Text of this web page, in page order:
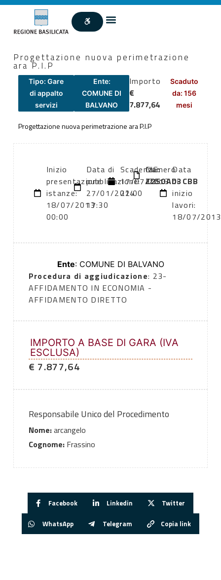
Progettazione nuova perimetrazione
ara P.I.P
Tipo: Gare
di appalto
servizi
Ente:
COMUNE DI
BALVANO
Importo
€
7.877,64
Scaduto
da: 156
mesi
Progettazione nuova perimetrazione ara P.I.P
Inizio
presentazione
istanze:
18/07/2013
00:00
Data di
pubblicazione:
27/01/2014
17:30
Scadenza:
17/07/2013
22:00
Numero
atto:
CIG:
Z250AD3CBB
Data
di
inizio
lavori:
18/07/2013
Ente: COMUNE DI BALVANO
Procedura di aggiudicazione: 23-
AFFIDAMENTO IN ECONOMIA -
AFFIDAMENTO DIRETTO
IMPORTO A BASE DI GARA (IVA
ESCLUSA)
€ 7.877,64
Responsabile Unico del Procedimento
Nome:arcangelo
Cognome:Frassino
Facebook Linkedin Twitter
WhatsApp Telegram Copia link